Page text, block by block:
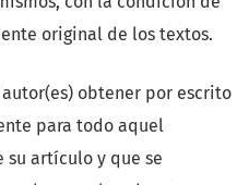
original de los textos.
obtener por escrito
para todo aquel
artículo y que se